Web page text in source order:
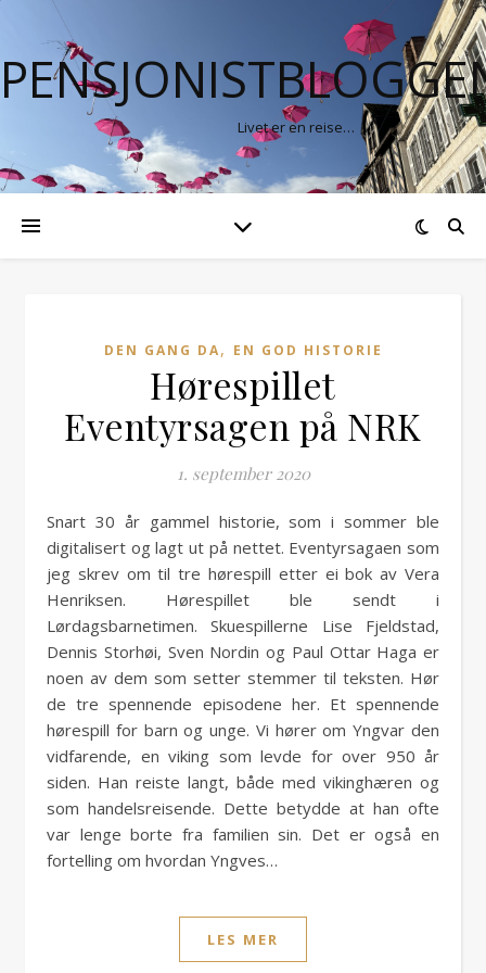
Livet er en reise…
DEN GANG DA, EN GOD HISTORIE
Hørespillet
Eventyrsagen på NRK
1. september 2020
Snart 30 år gammel historie, som i sommer ble
digitalisert og lagt ut på nettet. Eventyrsagaen som
jeg skrev om til tre hørespill etter ei bok av Vera
Henriksen. Hørespillet ble sendt i
Lørdagsbarnetimen. Skuespillerne Lise Fjeldstad,
Dennis Storhøi, Sven Nordin og Paul Ottar Haga er
noen av dem som setter stemmer til teksten. Hør
de tre spennende episodene her. Et spennende
hørespill for barn og unge. Vi hører om Yngvar den
vidfarende, en viking som levde for over 950 år
siden. Han reiste langt, både med vikinghæren og
som handelsreisende. Dette betydde at han ofte
var lenge borte fra familien sin. Det er også en
fortelling om hvordan Yngves…
LES MER